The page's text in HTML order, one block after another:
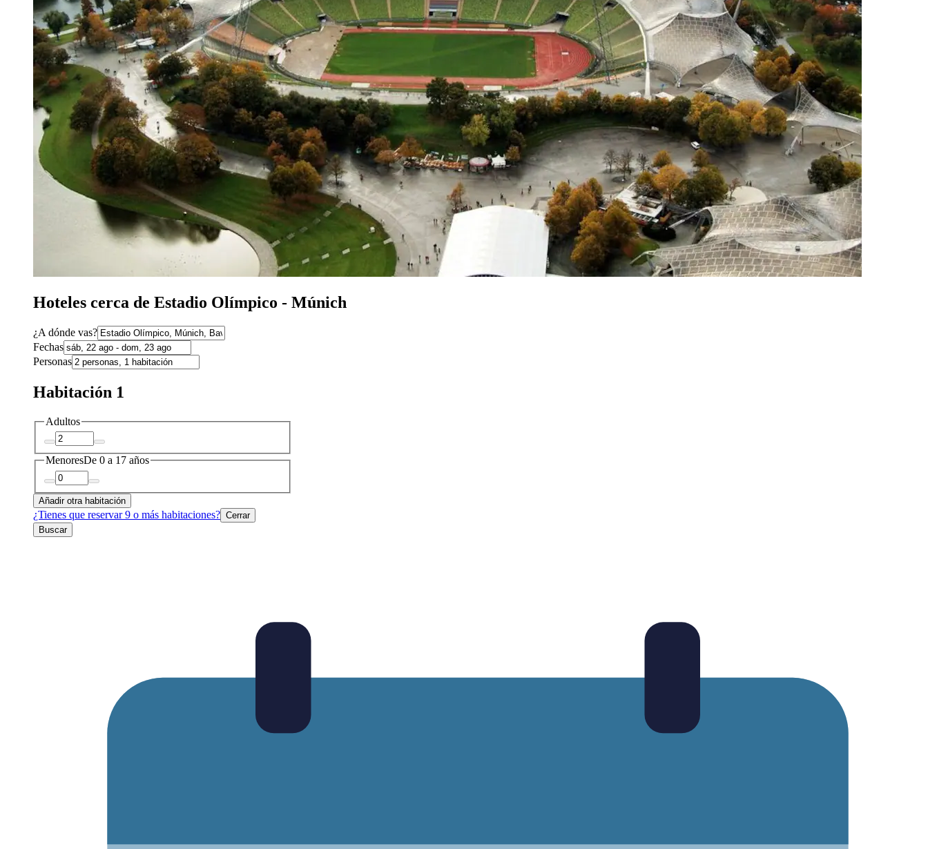
Hoteles cerca de Estadio Olímpico - Múnich
¿A dónde vas?
Fechas
Personas
Habitación 1
Adultos
MenoresDe 0 a 17 años
Añadir otra habitación
¿Tienes que reservar 9 o más habitaciones? Cerrar
Buscar